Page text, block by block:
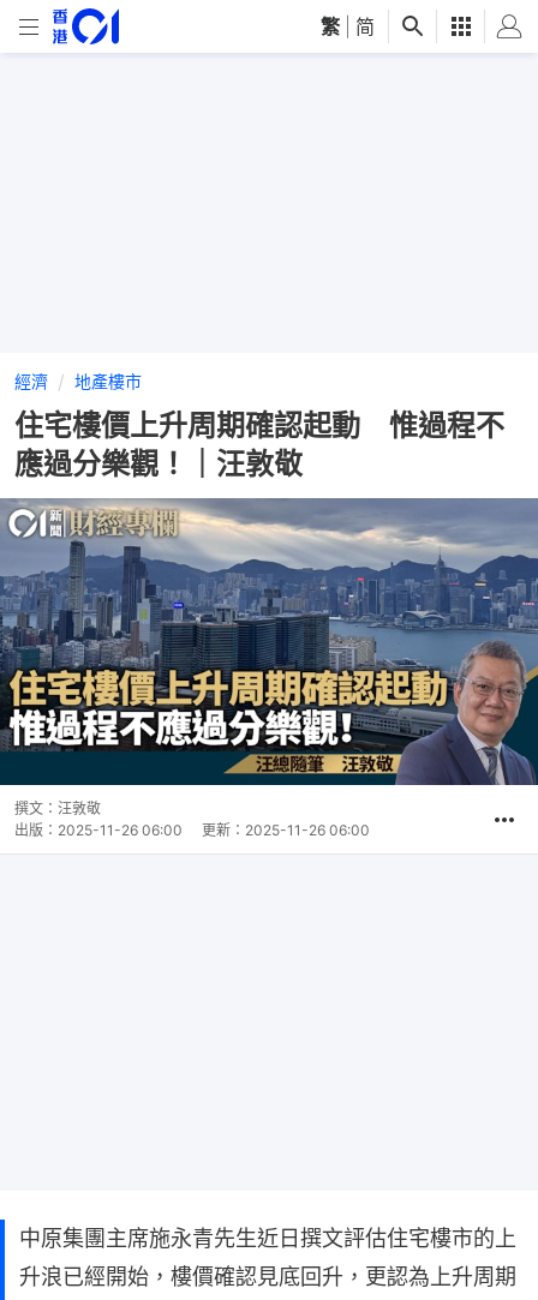
繁 简
經濟 地產樓市
住宅樓價上升周期確認起動 惟過程不
應過分樂觀！｜汪敦敬
撰文： 汪敦敬
出版： 2025-11-26 06:00 更新： 2025-11-26 06:00
中原集團主席施永青先生近日撰文評估住宅樓市的上
升浪已經開始，樓價確認見底回升，更認為上升周期